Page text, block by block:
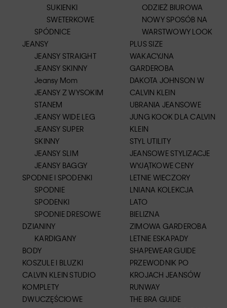
SUKIENKI
SWETERKOWE
SPÓDNICE
JEANSY
JEANSY STRAIGHT
JEANSY SKINNY
Jeansy Mom
JEANSY Z WYSOKIM
STANEM
JEANSY WIDE LEG
JEANSY SUPER
SKINNY
JEANSY SLIM
JEANSY BAGGY
SPODNIE I SPODENKI
SPODNIE
SPODENKI
SPODNIE DRESOWE
DZIANINY
KARDIGANY
BODY
KOSZULE I BLUZKI
CALVIN KLEIN STUDIO
KOMPLETY
DWUCZĘŚCIOWE
ODZIEŻ BIUROWA
NOWY SPOSÓB NA
WARSTWOWY LOOK
PLUS SIZE
WAKACYJNA
GARDEROBA
DAKOTA JOHNSON W
CALVIN KLEIN
UBRANIA JEANSOWE
JUNG KOOK DLA CALVIN
KLEIN
STYL UTILITY
JEANSOWE STYLIZACJE
WYJĄTKOWE CENY
LETNIE WIECZORY
LNIANA KOLEKCJA
LATO
BIELIZNA
ZIMOWA GARDEROBA
LETNIE ESKAPADY
SHAPEWEAR GUIDE
PRZEWODNIK PO
KROJACH JEANSÓW
RUNWAY
THE BRA GUIDE